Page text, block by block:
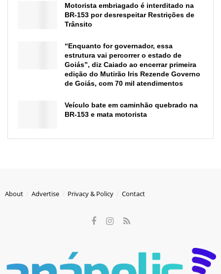
Motorista embriagado é interditado na
BR-153 por desrespeitar Restrições de
Trânsito
“Enquanto for governador, essa
estrutura vai percorrer o estado de
Goiás”, diz Caiado ao encerrar primeira
edição do Mutirão Iris Rezende Governo
de Goiás, com 70 mil atendimentos
Veículo bate em caminhão quebrado na
BR-153 e mata motorista
About Advertise Privacy & Policy Contact